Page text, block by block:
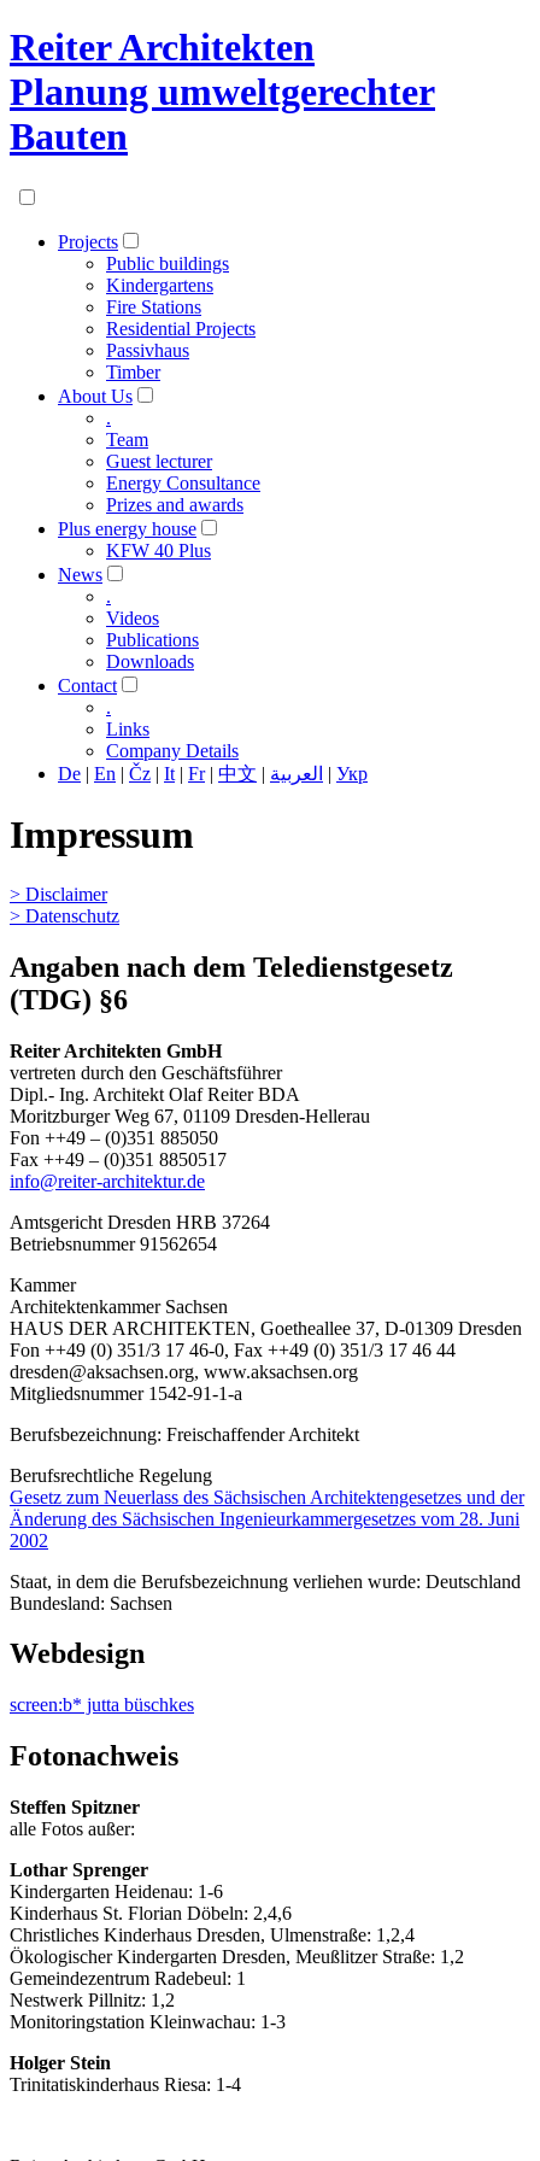
Reiter Architekten
Planung umweltgerechter
Bauten
Projects
Public buildings
Kindergartens
Fire Stations
Residential Projects
Passivhaus
Timber
About Us
.
Team
Guest lecturer
Energy Consultance
Prizes and awards
Plus energy house
KFW 40 Plus
News
.
Videos
Publications
Downloads
Contact
.
Links
Company Details
De | En | Čz | It | Fr| 中文 | العربية | Укр
Impressum
> Disclaimer
> Datenschutz
Angaben nach dem Teledienstgesetz
(TDG) §6
Reiter Architekten GmbH
vertreten durch den Geschäftsführer
Dipl.- Ing. Architekt Olaf Reiter BDA
Moritzburger Weg 67, 01109 Dresden-Hellerau
Fon ++49 – (0)351 885050
Fax ++49 – (0)351 8850517
info@reiter-architektur.de
Amtsgericht Dresden HRB 37264
Betriebsnummer 91562654
Kammer
Architektenkammer Sachsen
HAUS DER ARCHITEKTEN, Goetheallee 37, D-01309 Dresden
Fon ++49 (0) 351/3 17 46-0, Fax ++49 (0) 351/3 17 46 44
dresden@aksachsen.org, www.aksachsen.org
Mitgliedsnummer 1542-91-1-a
Berufsbezeichnung: Freischaffender Architekt
Berufsrechtliche Regelung
Gesetz zum Neuerlass des Sächsischen Architektengesetzes und der
Änderung des Sächsischen Ingenieurkammergesetzes vom 28. Juni
2002
Staat, in dem die Berufsbezeichnung verliehen wurde: Deutschland
Bundesland: Sachsen
Webdesign
screen:b* jutta büschkes
Fotonachweis
Steffen Spitzner
alle Fotos außer:
Lothar Sprenger
Kindergarten Heidenau: 1-6
Kinderhaus St. Florian Döbeln: 2,4,6
Christliches Kinderhaus Dresden, Ulmenstraße: 1,2,4
Ökologischer Kindergarten Dresden, Meußlitzer Straße: 1,2
Gemeindezentrum Radebeul: 1
Nestwerk Pillnitz: 1,2
Monitoringstation Kleinwachau: 1-3
Holger Stein
Trinitatiskinderhaus Riesa: 1-4